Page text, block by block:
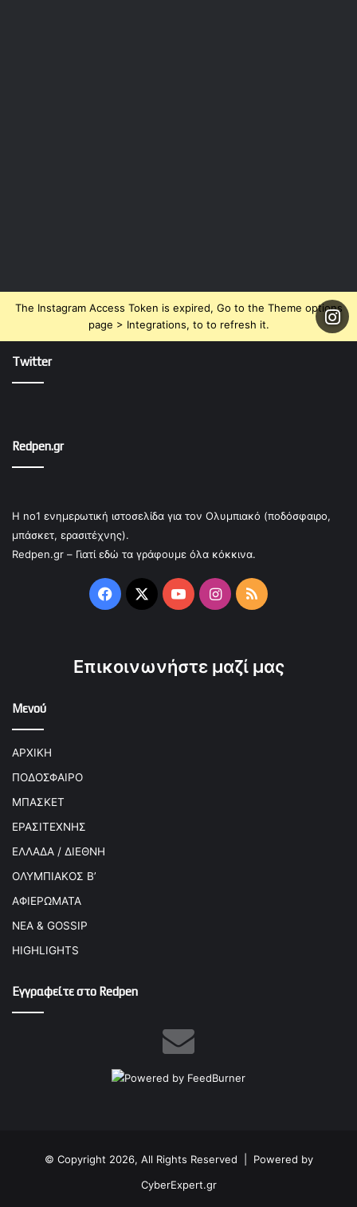
The Instagram Access Token is expired, Go to the Theme options
page > Integrations, to to refresh it.
Twitter
Redpen.gr
Η no1 ενημερωτική ιστοσελίδα για τον Ολυμπιακό (ποδόσφαιρο,
μπάσκετ, ερασιτέχνης).
Redpen.gr – Γιατί εδώ τα γράφουμε όλα κόκκινα.
Facebook
X YouTubeInstagram
RSS
Επικοινωνήστε μαζί μας
Μενού
ΑΡΧΙΚΗ
ΠΟΔΟΣΦΑΙΡΟ
ΜΠΑΣΚΕΤ
ΕΡΑΣΙΤΕΧΝΗΣ
ΕΛΛΑΔΑ / ΔΙΕΘΝΗ
ΟΛΥΜΠΙΑΚΟΣ Β’
ΑΦΙΕΡΩΜΑΤΑ
ΝΕΑ & GOSSIP
HIGHLIGHTS
Εγγραφείτε στο Redpen
© Copyright 2026, All Rights Reserved | Powered by
CyberExpert.gr